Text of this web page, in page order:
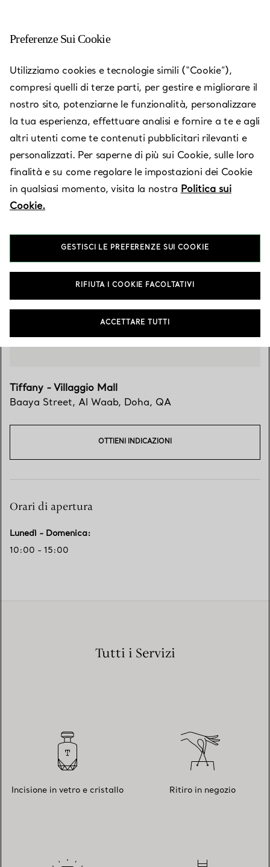
Tiffany - Villaggio Mall
Aperto oggi fino alle 15:00
Baaya Street, Al Waab, Doha, QA
4413 4976
Vieni a trovarci
Tiffany - Villaggio Mall
Baaya Street, Al Waab, Doha, QA
OTTIENI INDICAZIONI
Orari di apertura
Lunedì - Domenica:
10:00 - 15:00
Tutti i Servizi
Incisione in vetro e cristallo Ritiro in negozio
Preferenze Sui Cookie
Utilizziamo cookies e tecnologie simili (“Cookie”),
compresi quelli di terze parti, per gestire e migliorare il
nostro sito, potenziarne le funzionalità, personalizzare
la tua esperienza, effettuare analisi e fornire a te e agli
altri utenti come te contenuti pubblicitari rilevanti e
personalizzati. Per saperne di più sui Cookie, sulle loro
finalità e su come regolare le impostazioni dei Cookie
in qualsiasi momento, visita la nostra Politica sui
Cookie.
GESTISCI LE PREFERENZE SUI COOKIE
RIFIUTA I COOKIE FACOLTATIVI
ACCETTARE TUTTI